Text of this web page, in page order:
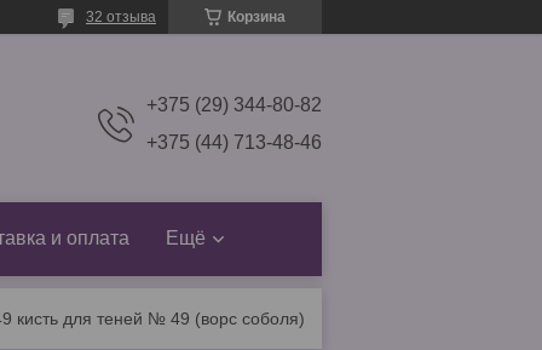
Корзина
32 отзыва
+375 (29) 344-80-82
+375 (44) 713-48-46
и оплата Ещё
кисть для теней № 49 (ворс соболя)